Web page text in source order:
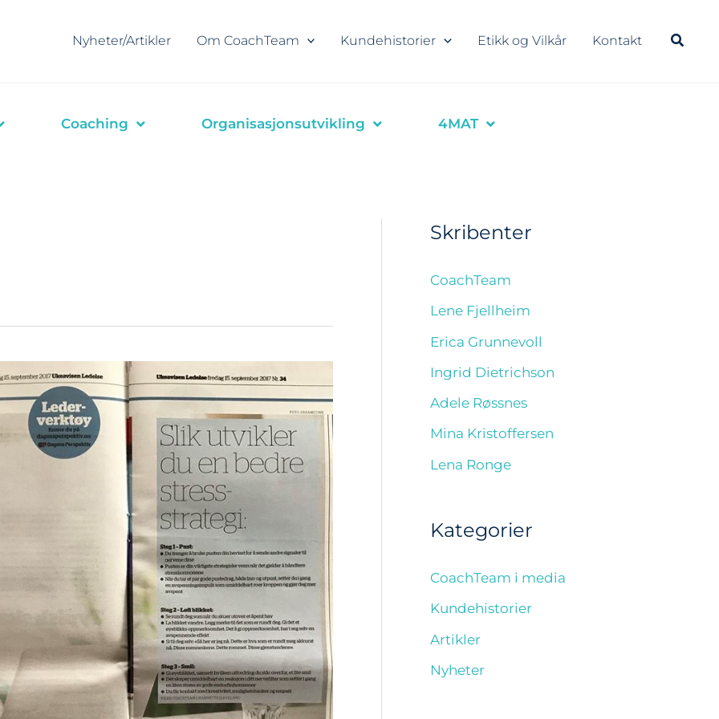
Nyheter/Artikler Om CoachTeam Kundehistorier Etikk og Vilkår Kontakt
Coaching Organisasjonsutvikling 4MAT
Skribenter
CoachTeam
Lene Fjellheim
Erica Grunnevoll
Ingrid Dietrichson
Adele Røssnes
Mina Kristoffersen
Lena Ronge
Kategorier
CoachTeam i media
Kundehistorier
Artikler
Nyheter